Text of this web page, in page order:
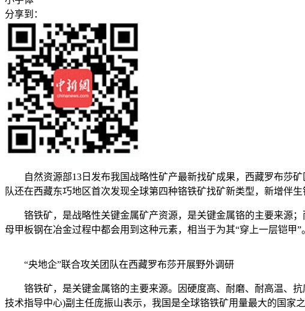
分享到：
自然资源部13日发布我国战略性矿产最新找矿成果，西藏罗布莎矿
队还在西藏东巧地区首次发现全球第四种铬铁矿找矿新类型，新增伴
铬铁矿，是战略性关键金属矿产资源，是关键金属铬的主要来源；
母甲板钢在冶金过程中都会用到这种元素，相当于为其“穿上一层铠甲”
“央地企”联合攻关团队在西藏罗布莎开展野外调研
铬铁矿，是关键金属铬的主要来源。因硬度高、耐磨、耐高温、抗
技术指导中心)副主任庞振山表示，我国是全球铬铁矿用量最大的国家